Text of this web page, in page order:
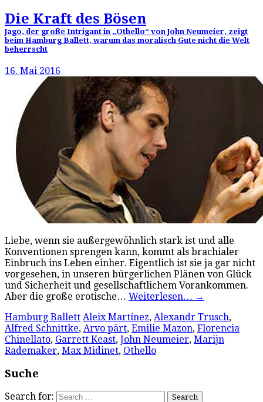
Die Kraft des Bösen
Jago, der große Intrigant in „Othello“ von John Neumeier, zeigt
beim Hamburg Ballett, warum das moralisch Gute nicht die Welt
beherrscht
16. Mai 2016
Liebe, wenn sie außergewöhnlich stark ist und alle
Konventionen sprengen kann, kommt als brachialer
Einbruch ins Leben einher. Eigentlich ist sie ja gar nicht
vorgesehen, in unseren bürgerlichen Plänen von Glück
und Sicherheit und gesellschaftlichem Vorankommen.
Aber die große erotische… Weiterlesen… →
Hamburg Ballett Aleix Martínez, Alexandr Trusch,
Alfred Schnittke, Arvo pärt, Emilie Mazon, Florencia
Chinellato, Garrett Keast, John Neumeier, Marijn
Rademaker, Max Midinet, Othello
Suche
Search for: